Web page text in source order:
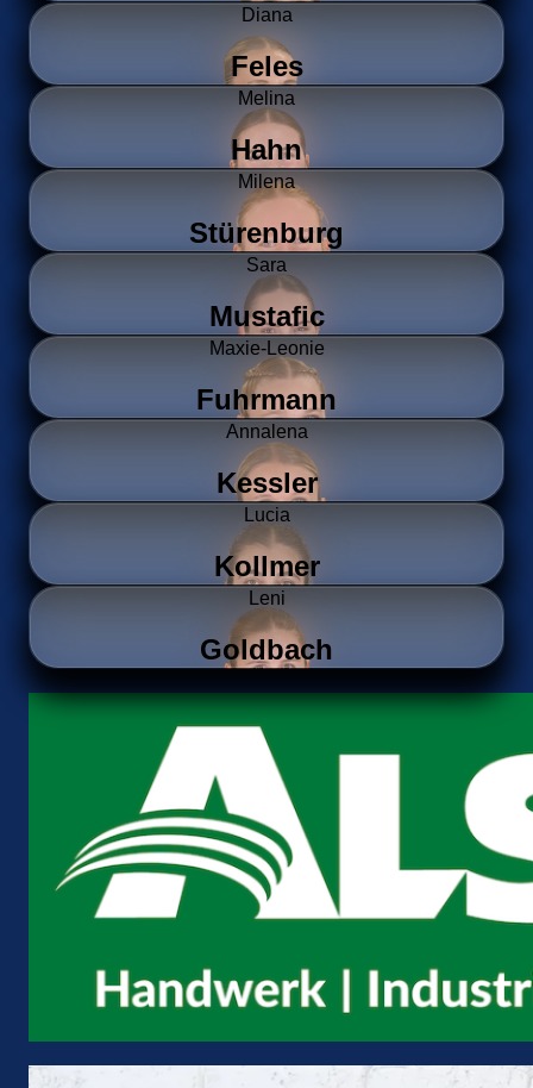
Diana
Feles
Melina
Hahn
Milena
Stürenburg
Sara
Mustafic
Maxie-Leonie
Fuhrmann
Annalena
Kessler
Lucia
Kollmer
Leni
Goldbach